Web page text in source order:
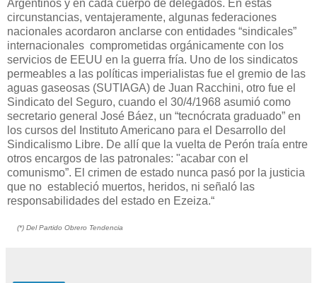
Argentinos y en cada cuerpo de delegados. En estas
circunstancias, ventajeramente, algunas federaciones
nacionales acordaron anclarse con entidades “sindicales”
internacionales comprometidas orgánicamente con los
servicios de EEUU en la guerra fría. Uno de los sindicatos
permeables a las políticas imperialistas fue el gremio de las
aguas gaseosas (SUTIAGA) de Juan Racchini, otro fue el
Sindicato del Seguro, cuando el 30/4/1968 asumió como
secretario general José Báez, un “tecnócrata graduado” en
los cursos del Instituto Americano para el Desarrollo del
Sindicalismo Libre. De allí que la vuelta de Perón traía entre
otros encargos de las patronales: "acabar con el
comunismo”. El crimen de estado nunca pasó por la justicia
que no estableció muertos, heridos, ni señaló las
responsabilidades del estado en Ezeiza.“
(*) Del Partido Obrero Tendencia